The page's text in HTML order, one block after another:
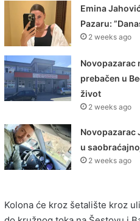
Emina
Pazaru:
2 weeks ago
Novopazarac
prebačen u
život
2 weeks ago
Novopazarac
u
2 weeks ago
Kolona će kroz šetalište kroz